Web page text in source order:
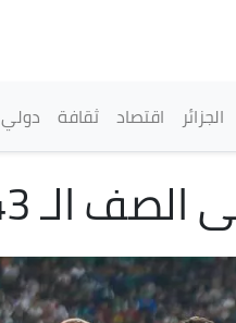
الرئيسيةالجزائر اقتصاد ثقافة دولي
الـ 43